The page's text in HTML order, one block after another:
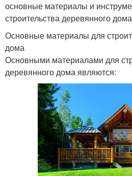
основные материалы и
строительства деревянного
Основные материалы для
дома
Основными материалами для
деревянного дома являются: